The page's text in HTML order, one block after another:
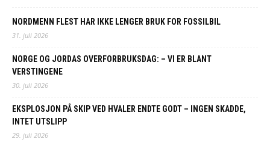
NORDMENN FLEST HAR IKKE LENGER BRUK FOR FOSSILBIL
31. juli 2026
NORGE OG JORDAS OVERFORBRUKSDAG: – VI ER BLANT
VERSTINGENE
30. juli 2026
EKSPLOSJON PÅ SKIP VED HVALER ENDTE GODT – INGEN SKADDE,
INTET UTSLIPP
29. juli 2026